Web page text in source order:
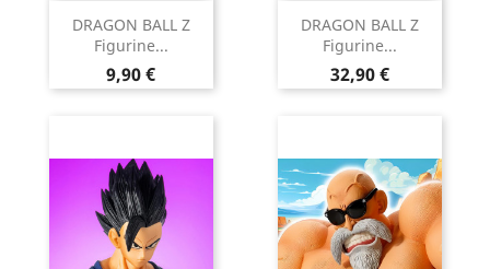
DRAGON BALL Z
Figurine...
Prix
9,90 €
DRAGON BALL Z
Figurine...
Prix
32,90 €